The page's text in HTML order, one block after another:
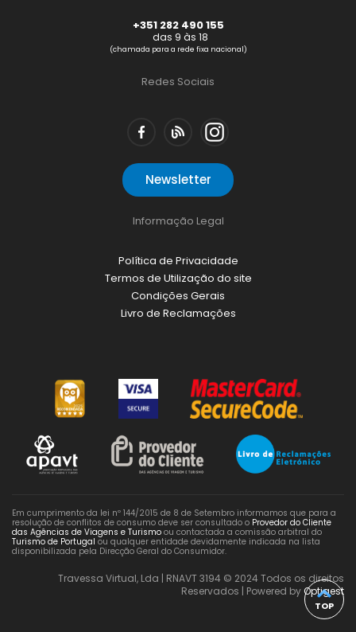
+351 282 490 155
das 9 às 18
(chamada para a rede fixa nacional)
Redes Sociais
Newsletter
Informação Legal
Política de Privacidade
Termos de Utilização do site
Condições Gerais
Livro de Reclamações
TOP
Em cumprimento da lei nº 144/2015 de 8 de Setembro informamos que para a
resolução de conflitos de consumo deve ser consultado o Provedor do Cliente
das Agências de Viagens e Turismo ou contactada a comissão arbitral do
Turismo de Portugal ou qualquer entidade devidamente indicada na lista
disponibilizada pela Direcção Geral do Consumidor.
Travessa Virtual, Lda | RNAVT 3194 © 2024 Todos os direitos
Reservados | Powered byOptigest